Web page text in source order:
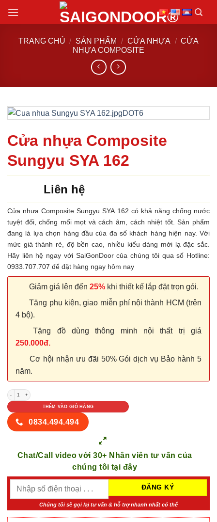
đến
TRANG CHỦ / SẢN PHẨM / CỬA NHỰA / CỬA
NHỰA COMPOSITE
Cửa nhựa Composite
Sungyu SYA 162
Liên hệ
Cửa nhựa Composite Sungyu SYA 162 có khả năng chống nước
tuyệt đối, chống mối mọt và cách âm, cách nhiệt tốt. Sản phẩm
đang là lựa chọn hàng đầu của đa số khách hàng hiện nay. Với
mức giá thành rẻ, độ bền cao, nhiều kiểu dáng mới lạ đặc sắc.
Hãy liên hệ ngay với SaiGonDoor của chúng tôi qua số Hotline:
0933.707.707 để đặt hàng ngay hôm nay
Giảm giá lên đến 25% khi thiết kế lắp đặt trọn gói.
Tặng phụ kiện, giao miễn phí nội thành HCM (trên
4 bộ).
Tặng đồ dùng thông minh nội thất trị giá
250.000đ.
Cơ hội nhận ưu đãi 50% Gói dịch vụ Bảo hành 5
năm.
Cửa nhựa Composite Sungyu SYA 162 số lượng
THÊM VÀO GIỎ HÀNG
0834.494.494
Chat/Call video với 30+ Nhân viên tư vấn của
chúng tôi tại đây
Chúng tôi sẽ gọi lại tư vấn & hỗ trợ nhanh nhất có thể